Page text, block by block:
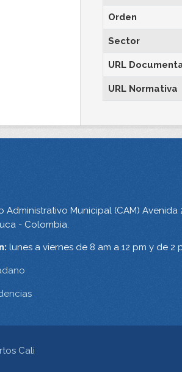
Orden
Sector
URL
URL Normativa
Administrativo Municipal (CAM) Avenida
- Colombia.
lunes a viernes de 8 am a 12 pm y de 2
Cali